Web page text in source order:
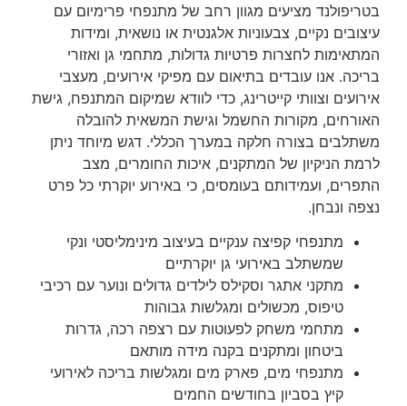
בטריפולנד מציעים מגוון רחב של מתנפחי פרימיום עם
עיצובים נקיים, צבעוניות אלגנטית או נושאית, ומידות
המתאימות לחצרות פרטיות גדולות, מתחמי גן ואזורי
בריכה. אנו עובדים בתיאום עם מפיקי אירועים, מעצבי
אירועים וצוותי קייטרינג, כדי לוודא שמיקום המתנפח, גישת
האורחים, מקורות החשמל וגישת המשאית להובלה
משתלבים בצורה חלקה במערך הכללי. דגש מיוחד ניתן
לרמת הניקיון של המתקנים, איכות החומרים, מצב
התפרים, ועמידותם בעומסים, כי באירוע יוקרתי כל פרט
נצפה ונבחן.
מתנפחי קפיצה ענקיים בעיצוב מינימליסטי ונקי
שמשתלב באירועי גן יוקרתיים
מתקני אתגר וסקילס לילדים גדולים ונוער עם רכיבי
טיפוס, מכשולים ומגלשות גבוהות
מתחמי משחק לפעוטות עם רצפה רכה, גדרות
ביטחון ומתקנים בקנה מידה מותאם
מתנפחי מים, פארק מים ומגלשות בריכה לאירועי
קיץ בסביון בחודשים החמים